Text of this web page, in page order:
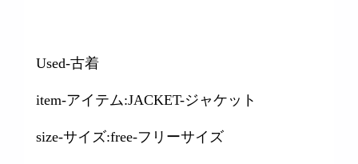
Used-古着
item-アイテム:JACKET-ジャケット
size-サイズ:free-フリーサイズ